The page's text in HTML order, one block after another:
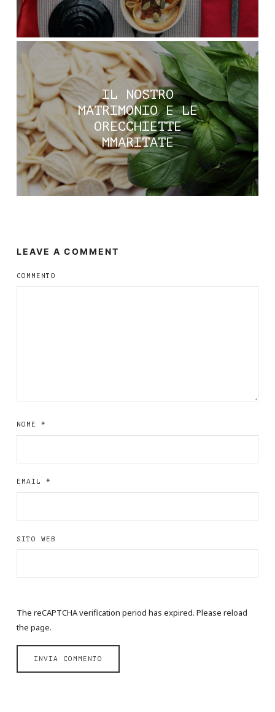
IL NOSTRO
MATRIMONIO E LE
ORECCHIETTE
MMARITATE
LEAVE A COMMENT
COMMENTO
NOME *
EMAIL *
SITO WEB
The reCAPTCHA verification period has expired. Please reload
the page.